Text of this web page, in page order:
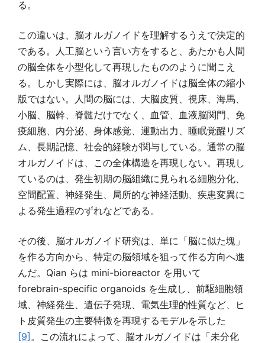
る。
この違いは、脳オルガノイドを理解するうえで決定的
である。人工脳という言い方をすると、あたかも人間
の脳全体を小型化して再現したもののように聞こえ
る。しかし実際には、脳オルガノイドは脳全体の縮小
版ではない。人間の脳には、大脳皮質、視床、海馬、
小脳、脳幹、脊髄だけでなく、血管、血液脳関門、免
疫細胞、内分泌、身体感覚、運動出力、睡眠覚醒リズ
ム、長期記憶、社会的経験が関与している。通常の脳
オルガノイドは、この全体構造を再現しない。再現し
ているのは、発生初期の脳組織に見られる細胞分化、
空間配置、神経発生、局所的な神経活動、疾患変異に
よる発生過程のずれなどである。
その後、脳オルガノイド研究は、単に「脳に似た塊」
を作る方向から、特定の脳領域を狙って作る方向へ進
んだ。Qian らは mini-bioreactor を用いて
forebrain-specific organoids を生成し、前駆細胞領
域、神経発生、遺伝子発現、電気生理的性質など、ヒ
ト皮質発生の主要特徴を再現するモデルを示した
[9] 。この流れによって、脳オルガノイドは「未分化